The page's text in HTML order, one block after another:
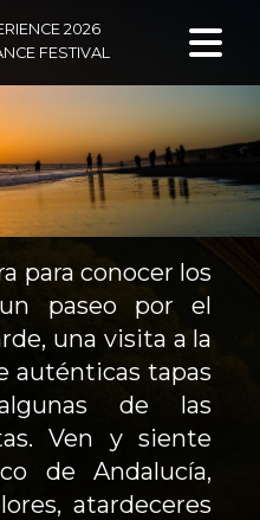
2026
FESTIVAL
para conocer los
paseo por el
una visita a la
auténticas tapas
de las
Ven y siente
de Andalucía,
atardeceres